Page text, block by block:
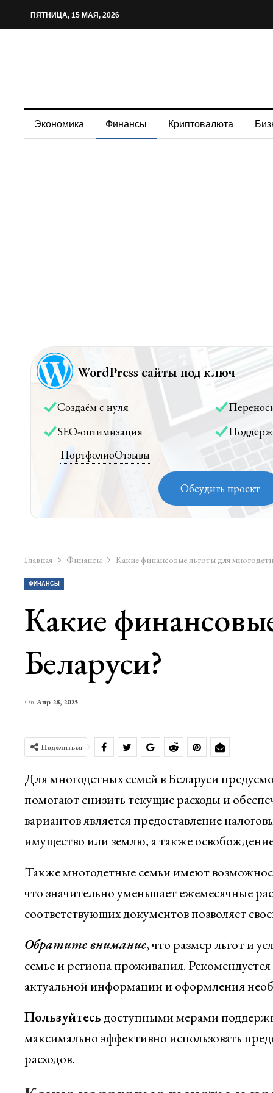
ПЯТНИЦА, 15 МАЯ, 2026
Экономика Финансы Криптовалюта
WordPress сайты под ключ
Создаём с нуля
SEO-оптимизация
ПортфолиоОтзывы
Обсудить проект
Главная Финансы Какие финансовые льготы для
ФИНАНСЫ
Какие
Беларуси?
On Апр 28, 2025
Поделиться
Для многодетных семей в Беларуси
помогают снизить текущие расходы и
вариантов является предоставление
имущество или землю, а также
Также многодетные семьи имеют
что значительно уменьшает ежемесячные
соответствующих документов позволяет
Обратите внимание, что размер льгот и
семье и региона проживания.
актуальной информации и оформления
Пользуйтесьдоступными мерами
максимально эффективно использовать
расходов.